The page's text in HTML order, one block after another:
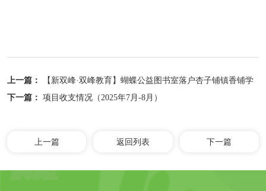
上一篇：
【新双峰·双峰教育】蝴蝶公益图书室落户杏子铺镇香铺学
校
下一篇： 项目收支情况（2025年7月-8月）
上一篇 返回列表 下一篇